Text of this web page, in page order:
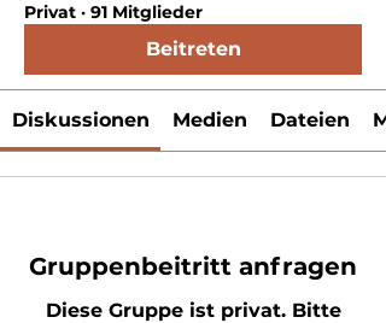
Privat · 91 Mitglieder
Beitreten
Diskussionen Medien Dateien
Gruppenbeitritt anfragen
Diese Gruppe ist privat. Bitte